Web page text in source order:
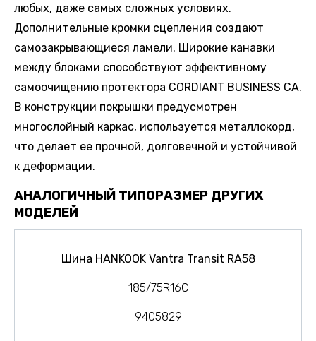
любых, даже самых сложных условиях.
Дополнительные кромки сцепления создают
самозакрывающиеся ламели. Широкие канавки
между блоками способствуют эффективному
самоочищению протектора CORDIANT BUSINESS CA.
В конструкции покрышки предусмотрен
многослойный каркас, используется металлокорд,
что делает ее прочной, долговечной и устойчивой
к деформации.
АНАЛОГИЧНЫЙ ТИПОРАЗМЕР ДРУГИХ
МОДЕЛЕЙ
Шина HANKOOK Vantra Transit RA58
185/75R16C
9405829